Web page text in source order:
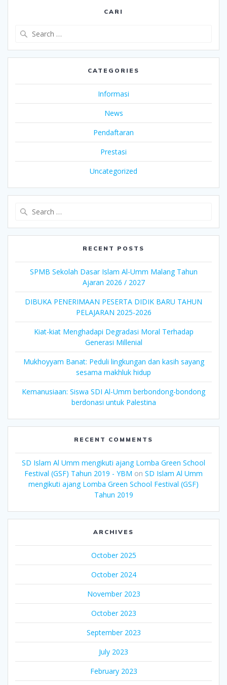
CARI
CATEGORIES
Informasi
News
Pendaftaran
Prestasi
Uncategorized
RECENT POSTS
SPMB Sekolah Dasar Islam Al-Umm Malang Tahun
Ajaran 2026 / 2027
DIBUKA PENERIMAAN PESERTA DIDIK BARU TAHUN
PELAJARAN 2025-2026
Kiat-kiat Menghadapi Degradasi Moral Terhadap
Generasi Millenial
Mukhoyyam Banat: Peduli lingkungan dan kasih sayang
sesama makhluk hidup
Kemanusiaan: Siswa SDI Al-Umm berbondong-bondong
berdonasi untuk Palestina
RECENT COMMENTS
SD Islam Al Umm mengikuti ajang Lomba Green School
Festival (GSF) Tahun 2019 - YBM on SD Islam Al Umm
mengikuti ajang Lomba Green School Festival (GSF)
Tahun 2019
ARCHIVES
October 2025
October 2024
November 2023
October 2023
September 2023
July 2023
February 2023